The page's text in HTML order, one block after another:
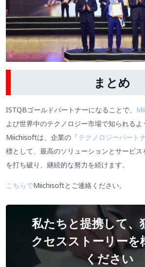
まとめ
ISTQBゴールドパートナーになることで、
よび世界中のテクノロジー市場で知られるよ
Miichisoftは、企業の「テクノロジーパート
標として、最高のソリューションとサービ
を打ち破り、継続的な努力を続けます。
こちらでMiichisoftとご連絡ください。
私たちと提携して、
クセスストーリーを
ください